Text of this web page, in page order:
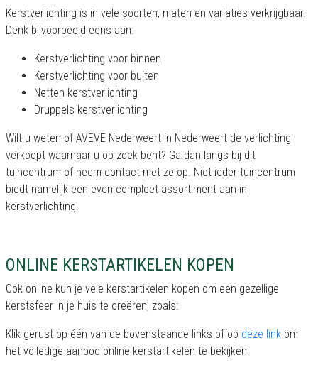
Kerstverlichting is in vele soorten, maten en variaties verkrijgbaar.
Denk bijvoorbeeld eens aan:
Kerstverlichting voor binnen
Kerstverlichting voor buiten
Netten kerstverlichting
Druppels kerstverlichting
Wilt u weten of AVEVE Nederweert in Nederweert de verlichting
verkoopt waarnaar u op zoek bent? Ga dan langs bij dit
tuincentrum of neem contact met ze op. Niet ieder tuincentrum
biedt namelijk een even compleet assortiment aan in
kerstverlichting.
ONLINE KERSTARTIKELEN KOPEN
Ook online kun je vele kerstartikelen kopen om een gezellige
kerstsfeer in je huis te creëren, zoals:
Klik gerust op één van de bovenstaande links of op deze link om
het volledige aanbod online kerstartikelen te bekijken.